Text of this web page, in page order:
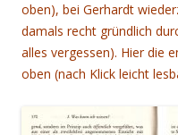
oben), bei Gerhardt
damals recht gründlich
alles vergessen). Hier die
oben (nach Klick leicht